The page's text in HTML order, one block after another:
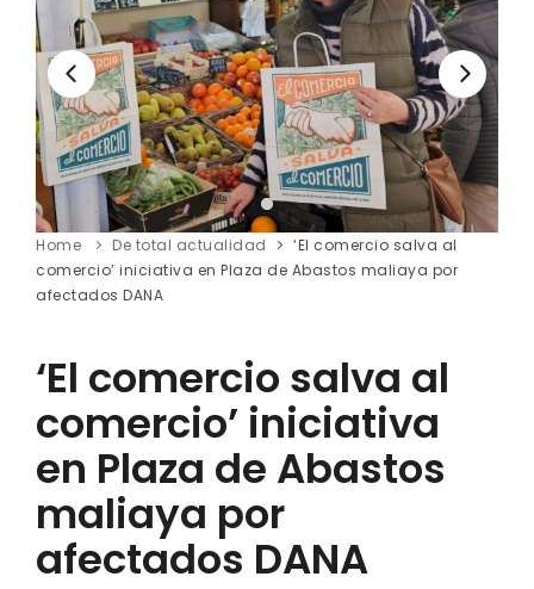
Home De total actualidad
‘El comercio salva al
comercio’ iniciativa en Plaza de Abastos maliaya por
afectados DANA
‘El comercio salva al
comercio’ iniciativa
en Plaza de Abastos
maliaya por
afectados DANA